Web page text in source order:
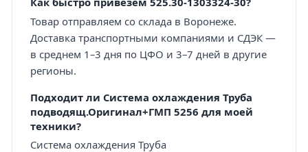
Товар отправляем со склада в Воронеже.
Доставка транспортными компаниями и СДЭК —
в среднем 1–3 дня по ЦФО и 3–7 дней в другие
регионы.
Подходит ли Система охлаждения Труба
подводящ.Оригинал+ГМП 5256 для моей
техники?
Система охлаждения Труба